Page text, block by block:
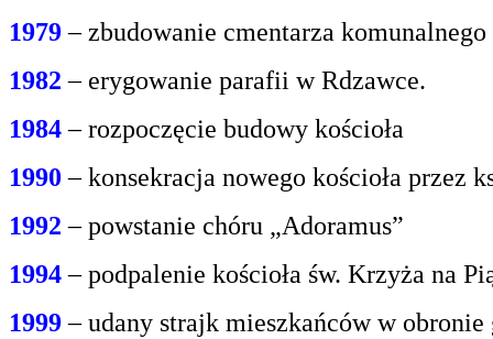
1979– zbudowanie cmentarza
1982 – erygowanie parafii w Rdzawce.
1984– rozpoczęcie budowy kościoła
1990 – konsekracja nowego kościoła przez
1992 – powstanie chóru „Adoramus”
1994– podpalenie kościoła św. Krzyża na
1999– udany strajk mieszkańców w